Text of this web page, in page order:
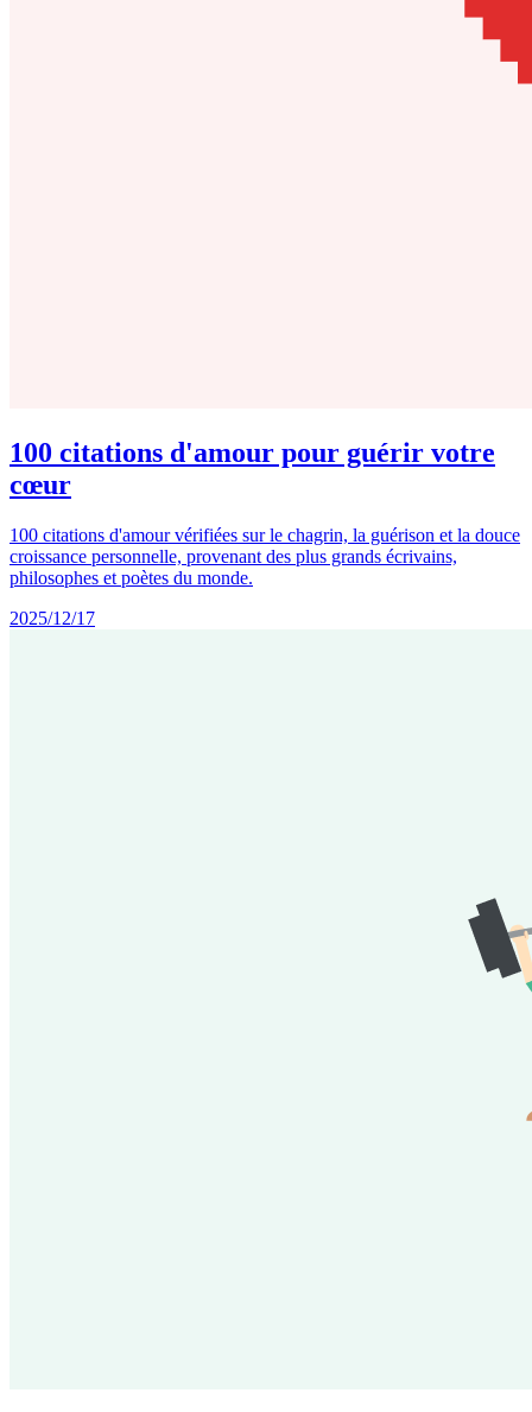
100 citations d'amour pour guérir votre
cœur
100 citations d'amour vérifiées sur le chagrin, la guérison et la douce
croissance personnelle, provenant des plus grands écrivains,
philosophes et poètes du monde.
2025/12/17